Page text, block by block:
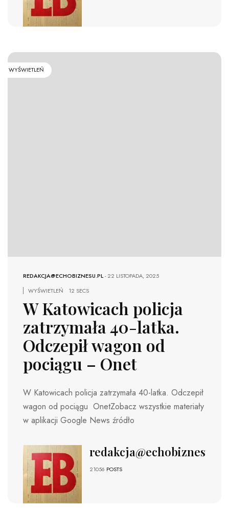
WYŚWIETLEŃ
REDAKCJA@ECHOBIZNESU.PL-22 LISTOPADA, 2025
WYŚWIETLEŃ
12 SECS
W Katowicach policja
zatrzymała 40-latka.
Odczepił wagon od
pociągu – Onet
W Katowicach policja zatrzymała 40-latka. Odczepił
wagon od pociągu OnetZobacz wszystkie materiały
w aplikacji Google News źródło
redakcja@echobiznesu.pl
21056 POSTS